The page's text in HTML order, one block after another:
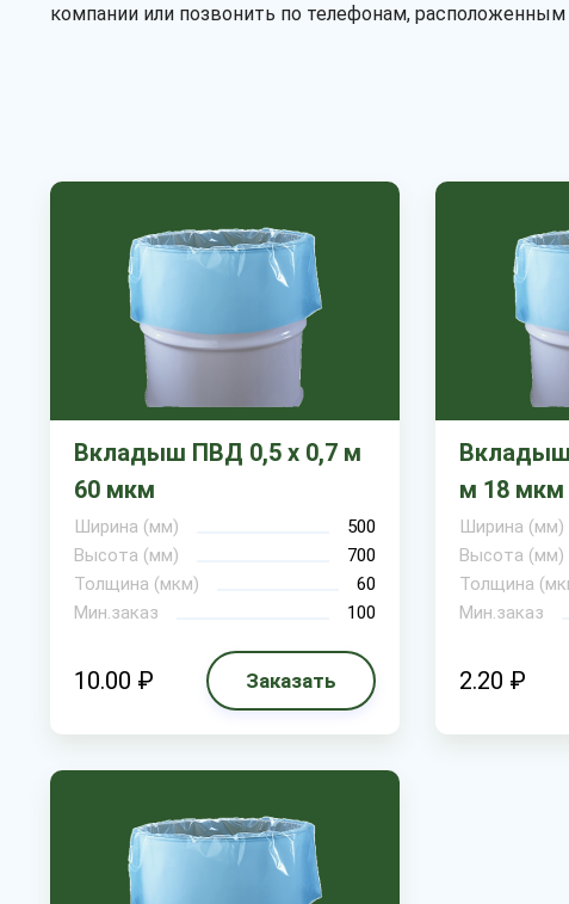
компании или позвонить по телефонам, расположенным
Вкладыш ПВД 0,5 х 0,7 м
60 мкм
Ширина (мм)
500
Высота (мм)
700
Толщина (мкм)
60
Мин.заказ
100
10.00 ₽ Заказать
Вкладыш
м 18 мкм
Ширина (мм)
Высота (мм)
Толщина
Мин.заказ
2.20 ₽